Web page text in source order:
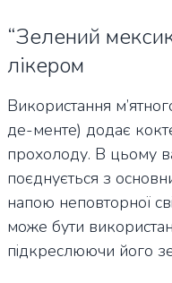
“Зелений
лікером
Використання
де-менте) додає
прохолоду. В цьому
поєднується з
напою неповторної
може бути
підкреслюючи його